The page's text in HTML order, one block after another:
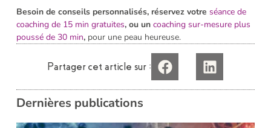
Besoin de conseils personnalisés, réservez votre séance de
coaching de 15 min gratuites, ou un coaching sur-mesure plus
poussé de 30 min, pour une peau heureuse.
Partager cet article sur :
Dernières publications